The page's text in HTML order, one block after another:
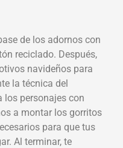
de los adornos con
reciclado. Después,
navideños para
la técnica del
los personajes con
a montar los gorritos
para que tus
Al terminar, te